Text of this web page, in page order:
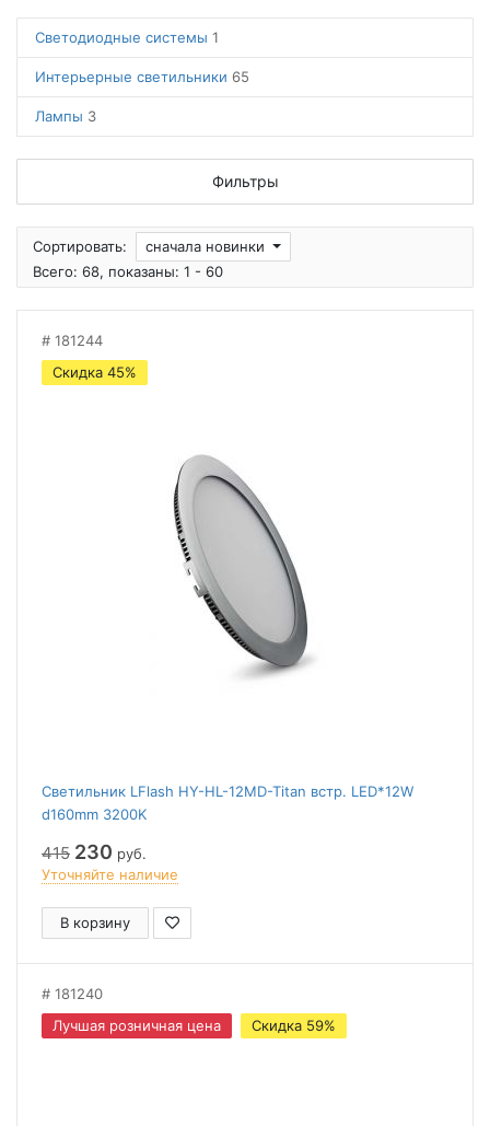
Светодиодные системы 1
Интерьерные светильники 65
Лампы 3
Фильтры
Сортировать:
сначала новинки
Всего: 68, показаны: 1 - 60
181244
Скидка 45%
Светильник LFlash HY-HL-12MD-Titan встр. LED*12W
d160mm 3200K
415 230 руб.
Уточняйте наличие
В корзину
181240
Лучшая розничная цена
Скидка 59%